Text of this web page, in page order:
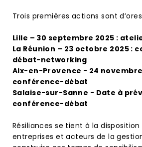
Trois premières actions sont
Lille – 30 septembre 2025 :
La Réunion – 23 octobre 2025 :
débat-networking
Aix-en-Provence - 24
conférence-débat
Salaise-sur-Sanne - Date à
conférence-débat
Résiliances se tient à la
entreprises et acteurs de la